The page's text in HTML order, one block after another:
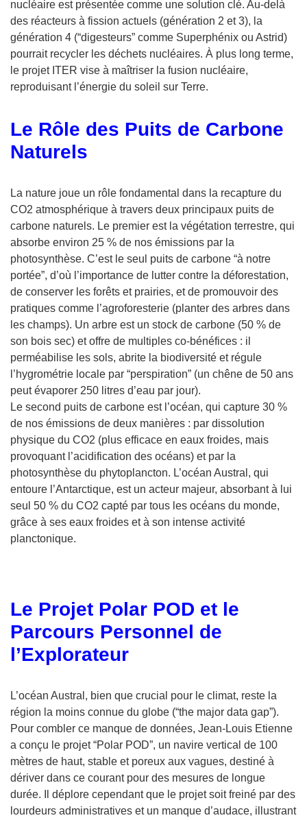
nucléaire est présentée comme une solution clé. Au-delà
des réacteurs à fission actuels (génération 2 et 3), la
génération 4 (“digesteurs” comme Superphénix ou Astrid)
pourrait recycler les déchets nucléaires. À plus long terme,
le projet ITER vise à maîtriser la fusion nucléaire,
reproduisant l’énergie du soleil sur Terre.
Le Rôle des Puits de Carbone
Naturels
La nature joue un rôle fondamental dans la recapture du
CO2 atmosphérique à travers deux principaux puits de
carbone naturels. Le premier est la végétation terrestre, qui
absorbe environ 25 % de nos émissions par la
photosynthèse. C’est le seul puits de carbone “à notre
portée”, d’où l’importance de lutter contre la déforestation,
de conserver les forêts et prairies, et de promouvoir des
pratiques comme l’agroforesterie (planter des arbres dans
les champs). Un arbre est un stock de carbone (50 % de
son bois sec) et offre de multiples co-bénéfices : il
perméabilise les sols, abrite la biodiversité et régule
l’hygrométrie locale par “perspiration” (un chêne de 50 ans
peut évaporer 250 litres d’eau par jour).
Le second puits de carbone est l’océan, qui capture 30 %
de nos émissions de deux manières : par dissolution
physique du CO2 (plus efficace en eaux froides, mais
provoquant l’acidification des océans) et par la
photosynthèse du phytoplancton. L’océan Austral, qui
entoure l’Antarctique, est un acteur majeur, absorbant à lui
seul 50 % du CO2 capté par tous les océans du monde,
grâce à ses eaux froides et à son intense activité
planctonique.
Le Projet Polar POD et le
Parcours Personnel de
l’Explorateur
L’océan Austral, bien que crucial pour le climat, reste la
région la moins connue du globe (“the major data gap”).
Pour combler ce manque de données, Jean-Louis Etienne
a conçu le projet “Polar POD”, un navire vertical de 100
mètres de haut, stable et poreux aux vagues, destiné à
dériver dans ce courant pour des mesures de longue
durée. Il déplore cependant que le projet soit freiné par des
lourdeurs administratives et un manque d’audace, illustrant